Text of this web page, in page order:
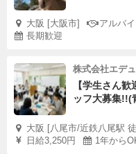
大阪 [大阪市] アルバイ
長期歓迎
株式会社エデ
【学生さん
ッフ大募集!!(
大阪 [八尾市/近鉄八尾駅
日給3,250円
1年から